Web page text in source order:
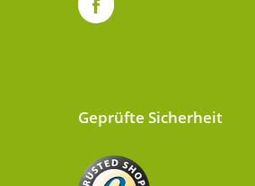
Geprüfte Sicherheit